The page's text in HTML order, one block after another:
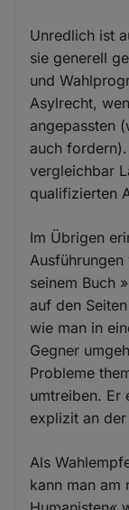
Unredlich ist
sie generell
und
Asylrecht,
angepassten
auch
vergleichbar
qualifizierten
Im Übrigen
seinem Buch
auf den
wie man in
Gegner
Probleme
umtreiben. Er
explizit an der
Als
kann man am